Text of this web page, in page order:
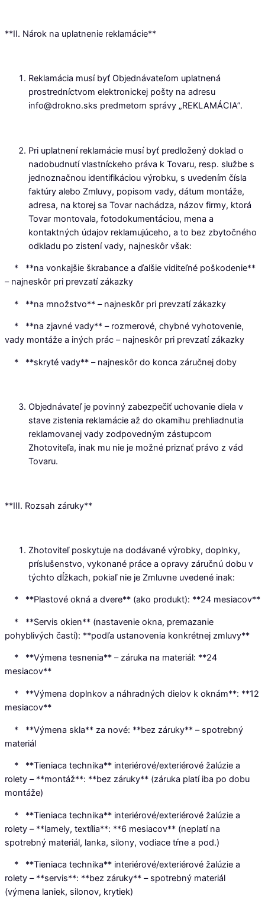
**II. Nárok na uplatnenie reklamácie**
Reklamácia musí byť Objednávateľom uplatnená
prostredníctvom elektronickej pošty na adresu
info@drokno.sks predmetom správy „REKLAMÁCIA”.
Pri uplatnení reklamácie musí byť predložený doklad o
nadobudnutí vlastníckeho práva k Tovaru, resp. službe s
jednoznačnou identifikáciou výrobku, s uvedením čísla
faktúry alebo Zmluvy, popisom vady, dátum montáže,
adresa, na ktorej sa Tovar nachádza, názov firmy, ktorá
Tovar montovala, fotodokumentáciou, mena a
kontaktných údajov reklamujúceho, a to bez zbytočného
odkladu po zistení vady, najneskôr však:
* **na vonkajšie škrabance a ďalšie viditeľné poškodenie**
– najneskôr pri prevzatí zákazky
* **na množstvo** – najneskôr pri prevzatí zákazky
* **na zjavné vady** – rozmerové, chybné vyhotovenie,
vady montáže a iných prác – najneskôr pri prevzatí zákazky
* **skryté vady** – najneskôr do konca záručnej doby
Objednávateľ je povinný zabezpečiť uchovanie diela v
stave zistenia reklamácie až do okamihu prehliadnutia
reklamovanej vady zodpovedným zástupcom
Zhotoviteľa, inak mu nie je možné priznať právo z vád
Tovaru.
**III. Rozsah záruky**
Zhotoviteľ poskytuje na dodávané výrobky, doplnky,
príslušenstvo, vykonané práce a opravy záručnú dobu v
týchto dĺžkach, pokiaľ nie je Zmluvne uvedené inak:
* **Plastové okná a dvere** (ako produkt): **24 mesiacov**
* **Servis okien** (nastavenie okna, premazanie
pohyblivých častí): **podľa ustanovenia konkrétnej zmluvy**
* **Výmena tesnenia** – záruka na materiál: **24
mesiacov**
* **Výmena doplnkov a náhradných dielov k oknám**: **12
mesiacov**
* **Výmena skla** za nové: **bez záruky** – spotrebný
materiál
* **Tieniaca technika** interiérové/exteriérové žalúzie a
rolety – **montáž**: **bez záruky** (záruka platí iba po dobu
montáže)
* **Tieniaca technika** interiérové/exteriérové žalúzie a
rolety – **lamely, textília**: **6 mesiacov** (neplatí na
spotrebný materiál, lanka, silony, vodiace tŕne a pod.)
* **Tieniaca technika** interiérové/exteriérové žalúzie a
rolety – **servis**: **bez záruky** – spotrebný materiál
(výmena laniek, silonov, krytiek)